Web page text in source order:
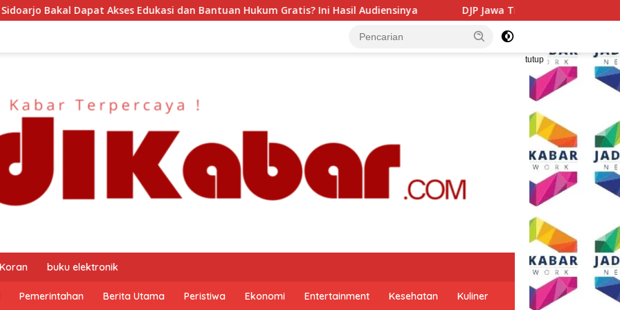
Edukasi dan Bantuan Hukum Gratis? Ini Hasil Audiensinya DJP Jawa Timur Gandeng GP Ansor Tingkatkan Literasi
tutup
buku elektronik
Pemerintahan Berita Utama Peristiwa Ekonomi Entertainment Kesehatan Kuliner